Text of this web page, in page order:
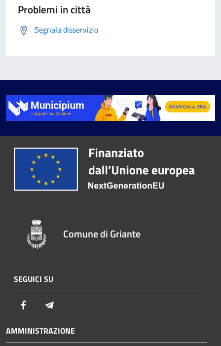
Problemi in città
Segnala disservizio
Comune di Griante
SEGUICI SU
Facebook
AMMINISTRAZIONE